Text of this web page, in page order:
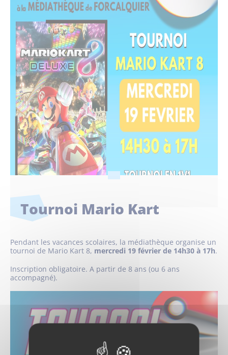
Tournoi Mario Kart
Pendant les vacances scolaires, la médiathèque organise un
tournoi de Mario Kart 8, mercredi 19 février de 14h30 à 17h.
Inscription obligatoire. A partir de 8 ans (ou 6 ans
accompagné).
Maison France Services
Publications